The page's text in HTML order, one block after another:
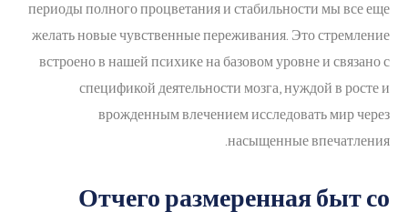
периоды полного процветания и стабильности мы все еще
желать новые чувственные переживания. Это стремление
встроено в нашей психике на базовом уровне и связано с
спецификой деятельности мозга, нуждой в росте и
врожденным влечением исследовать мир через
насыщенные впечатления.
Отчего размеренная быт со